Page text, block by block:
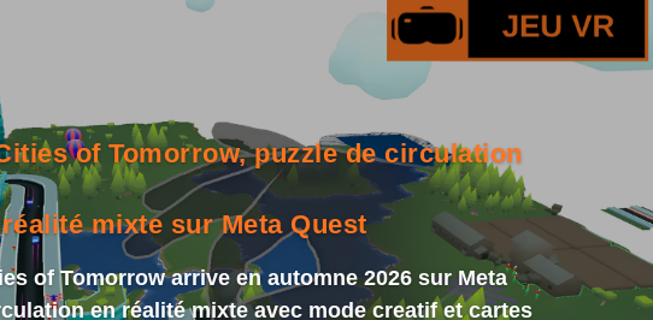
of Tomorrow, puzzle de circulation
mixte sur Meta Quest
of Tomorrow arrive en automne 2026 sur Meta
en réalité mixte avec mode creatif et cartes